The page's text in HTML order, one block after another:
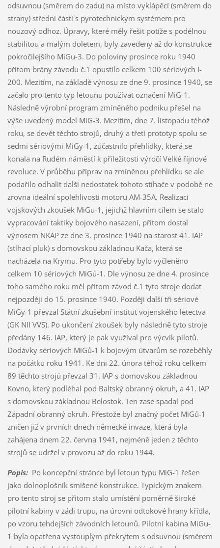
Popis:Po koncepční stránce byl letoun typu MiG-1 řešen
jako dolnoplošník smíšené konstrukce. Typickým znakem
pro tento stroj se přitom stalo umístění poměrně široké
pilotní kabiny v zádi trupu, na úrovni odtokové hrany křídla,
po vzoru tehdejších závodních letounů. Pilotní kabina MiGu-
1 byla opatřena vystouplým překrytem s odsuvnou (směrem